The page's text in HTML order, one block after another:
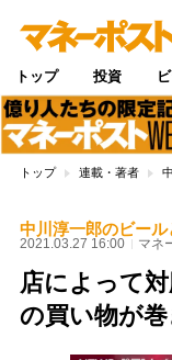
トップ 投資
トップ 連載・著者
中川淳一郎のビー
2021.03.27 16:00 マネ
店によって
の買い物が